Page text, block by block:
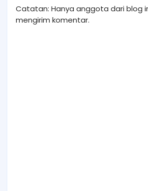
Catatan: Hanya anggota dari blog
mengirim komentar.